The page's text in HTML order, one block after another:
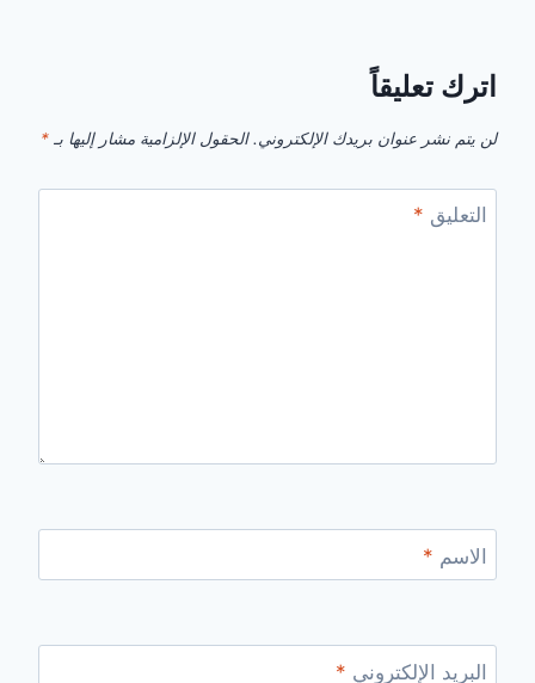
اترك تعليقاً
لن يتم نشر عنوان بريدك الإلكتروني. الحقول الإلزامية مشار إليها بـ *
التعليق *
الاسم *
البريد الإلكتروني *